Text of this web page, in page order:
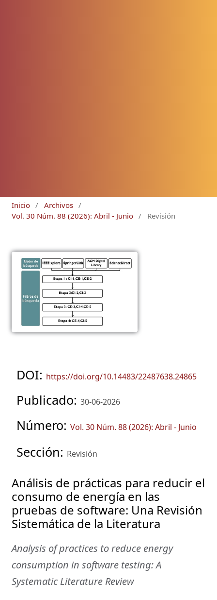
Inicio / Archivos /
Vol. 30 Núm. 88 (2026): Abril - Junio / Revisión
DOI: https://doi.org/10.14483/22487638.24865
Publicado: 30-06-2026
Número: Vol. 30 Núm. 88 (2026): Abril - Junio
Sección: Revisión
Análisis de prácticas para reducir el
consumo de energía en las
pruebas de software: Una Revisión
Sistemática de la Literatura
Analysis of practices to reduce energy
consumption in software testing: A
Systematic Literature Review